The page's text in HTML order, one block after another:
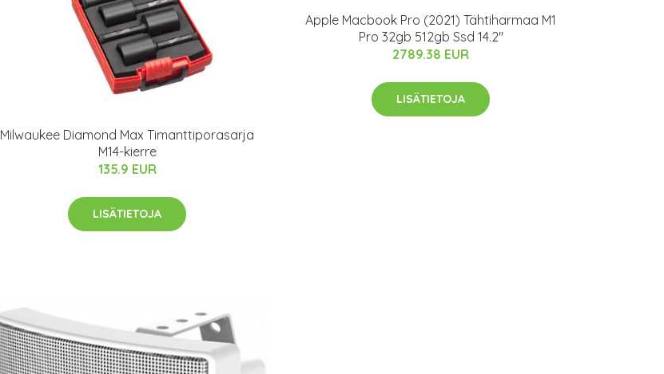
Milwaukee Diamond Max Timanttiporasarja
M14-kierre
135.9 EUR
LISÄTIETOJA
Apple Macbook Pro (2021) Tähtiharmaa M1
Pro 32gb 512gb Ssd 14.2"
2789.38 EUR
LISÄTIETOJA